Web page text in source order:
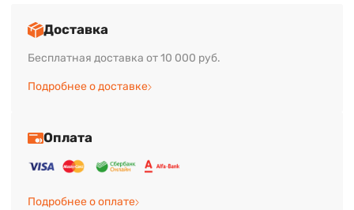
Доставка
Бесплатная доставка от 10 000 руб.
Подробнее о доставке
Оплата
Подробнее о оплате